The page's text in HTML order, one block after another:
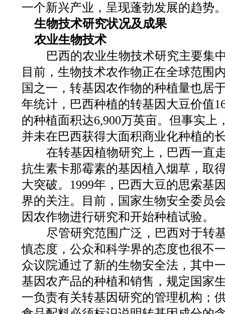
一个新兴产业，呈现蓬勃发展的趋势
生物技术研究状况及成果
农业生物技术
巴西的农业生物技术研究主要集
目前，生物技术农作物正在全球范围
国之一，转基因农作物的种植量也居
年统计，巴西种植的转基因大豆价值
的种植面积达6,900万英亩。但事实上
并未在巴西获得大面积商业化种植的
在转基因植物研究上，巴西一直
抗生素卡那霉素的基因植入烟草，取
大突破。1999年，巴西大豆的思索基
界的关注。目前，国家生物安全委员
因农作物进行研究和开始种植试验。
尽管研究范围广泛，巴西对于转
慎态度，公众和科学界的态度也很不
众议院通过了新的生物安全法，其中
基因农产品的种植和销售，规定国家
一负责有关转基因研究的管理机构；